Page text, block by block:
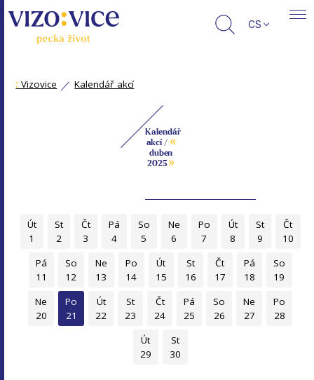
CS
: Vizovice Kalendář akcí
Kalendář
akcí / «
duben
2025»
Út
1
St
2
Čt
3
Pá
4
So
5
Ne
6
Po
7
Út
8
St
9
Čt
10
Pá
11
So
12
Ne
13
Po
14
Út
15
St
16
Čt
17
Pá
18
So
19
Ne
20
Po
21
Út
22
St
23
Čt
24
Pá
25
So
26
Ne
27
Po
28
Út
29
St
30